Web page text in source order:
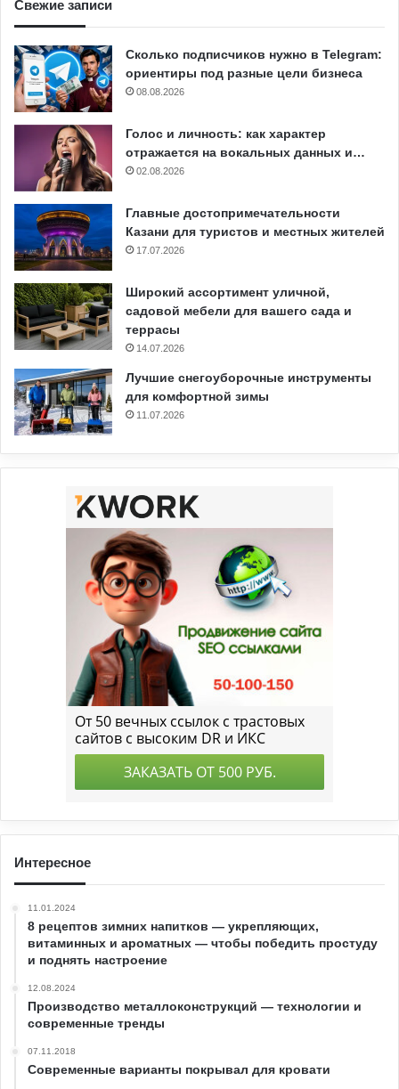
Свежие записи
Сколько подписчиков нужно в Telegram:
ориентиры под разные цели бизнеса
08.08.2026
Голос и личность: как характер
отражается на вокальных данных и…
02.08.2026
Главные достопримечательности
Казани для туристов и местных жителей
17.07.2026
Широкий ассортимент уличной,
садовой мебели для вашего сада и
террасы
14.07.2026
Лучшие снегоуборочные инструменты
для комфортной зимы
11.07.2026
Интересное
11.01.2024
8 рецептов зимних напитков — укрепляющих,
витаминных и ароматных — чтобы победить простуду
и поднять настроение
12.08.2024
Производство металлоконструкций — технологии и
современные тренды
07.11.2018
Современные варианты покрывал для кровати